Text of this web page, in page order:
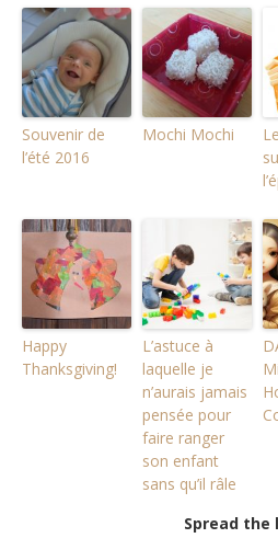
Souvenir de
l’été 2016
Mochi Mochi
Happy
Thanksgiving!
L’astuce à
laquelle je
n’aurais jamais
pensée pour
faire ranger
son enfant
sans qu’il râle
Spread the